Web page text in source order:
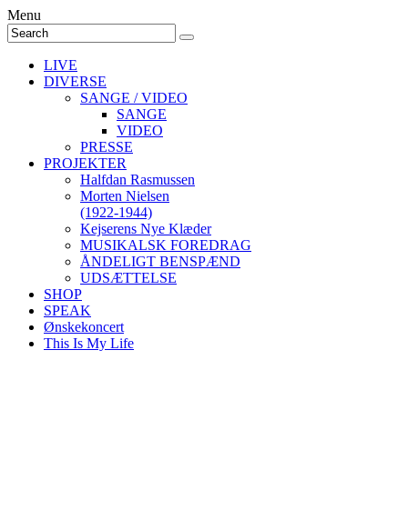
Menu
LIVE
DIVERSE
SANGE / VIDEO
SANGE
VIDEO
PRESSE
PROJEKTER
Halfdan Rasmussen
Morten Nielsen
(1922-1944)
Kejserens Nye Klæder
MUSIKALSK FOREDRAG
ÅNDELIGT BENSPÆND
UDSÆTTELSE
SHOP
SPEAK
Ønskekoncert
This Is My Life